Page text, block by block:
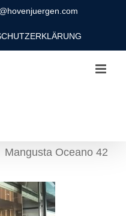
Mangusta Oceano 42